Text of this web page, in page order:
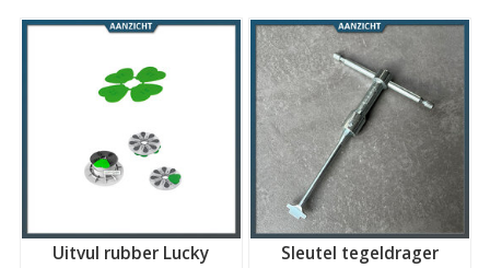
Uitvul rubber Lucky Sleutel tegeldrager